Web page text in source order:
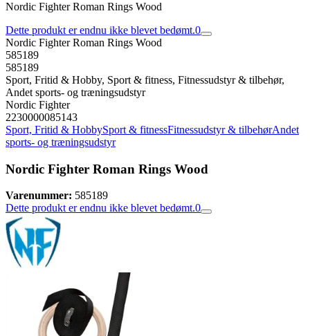
Nordic Fighter Roman Rings Wood
Dette produkt er endnu ikke blevet bedømt.0
Nordic Fighter Roman Rings Wood
585189
585189
Sport, Fritid & Hobby, Sport & fitness, Fitnessudstyr & tilbehør,
Andet sports- og træningsudstyr
Nordic Fighter
2230000085143
Sport, Fritid & HobbySport & fitnessFitnessudstyr & tilbehørAndet
sports- og træningsudstyr
Nordic Fighter Roman Rings Wood
Varenummer: 585189
Dette produkt er endnu ikke blevet bedømt.0